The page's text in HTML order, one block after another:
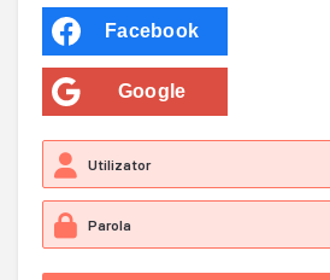
Facebook
Google